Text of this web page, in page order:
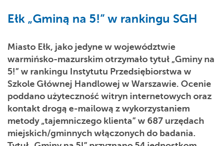
Ełk „Gminą na 5!” w rankingu SGH
Miasto Ełk, jako jedyne w województwie
warmińsko-mazurskim otrzymało tytuł „Gminy na
5!” w rankingu Instytutu Przedsiębiorstwa w
Szkole Głównej Handlowej w Warszawie. Ocenie
poddano użyteczność witryn internetowych oraz
kontakt drogą e-mailową z wykorzystaniem
metody „tajemniczego klienta” w 687 urzędach
miejskich/gminnych włączonych do badania.